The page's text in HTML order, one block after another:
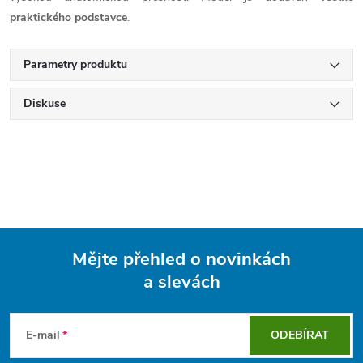
praktického podstavce.
Parametry produktu
Diskuse
Mějte přehled o novinkách
a slevách
E-mail ODEBÍRAT